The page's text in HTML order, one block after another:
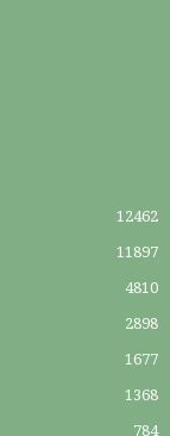
12462
11897
4810
2898
1677
1368
784